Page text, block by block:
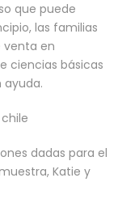
que puede
las familias
venta en
ciencias básicas
ayuda.
dadas para el
Katie y